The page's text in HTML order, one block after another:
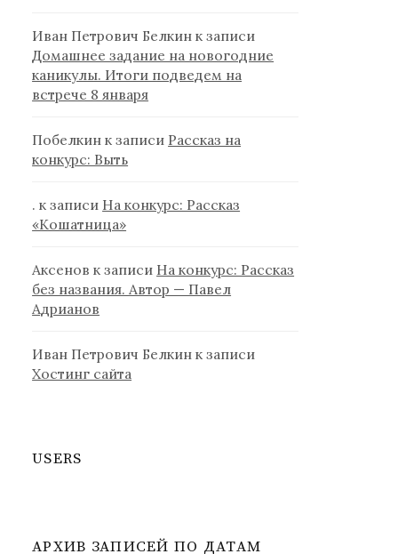
Иван Петрович Белкин к записи
Домашнее задание на новогодние
каникулы. Итоги подведем на
встрече 8 января
Побелкин к записи Рассказ на
конкурс: Выть
. к записи На конкурс: Рассказ
«Кошатница»
Аксенов к записи На конкурс: Рассказ
без названия. Автор — Павел
Адрианов
Иван Петрович Белкин к записи
Хостинг сайта
USERS
АРХИВ ЗАПИСЕЙ ПО ДАТАМ